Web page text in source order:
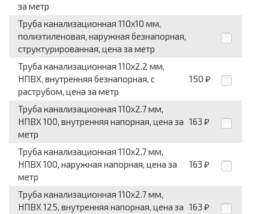
за метр
Труба канализационная 110x10 мм,
полиэтиленовая, наружная безнапорная,
структурированная, цена за метр
Труба канализационная 110x2.2 мм,
НПВХ, внутренняя безнапорная, с
раструбом, цена за метр
150 ₽
Труба канализационная 110x2.7 мм,
НПВХ 100, внутренняя напорная, цена за
метр
163 ₽
Труба канализационная 110x2.7 мм,
НПВХ 100, наружная напорная, цена за
метр
163 ₽
Труба канализационная 110x2.7 мм,
НПВХ 125, внутренняя напорная, цена за 163 ₽